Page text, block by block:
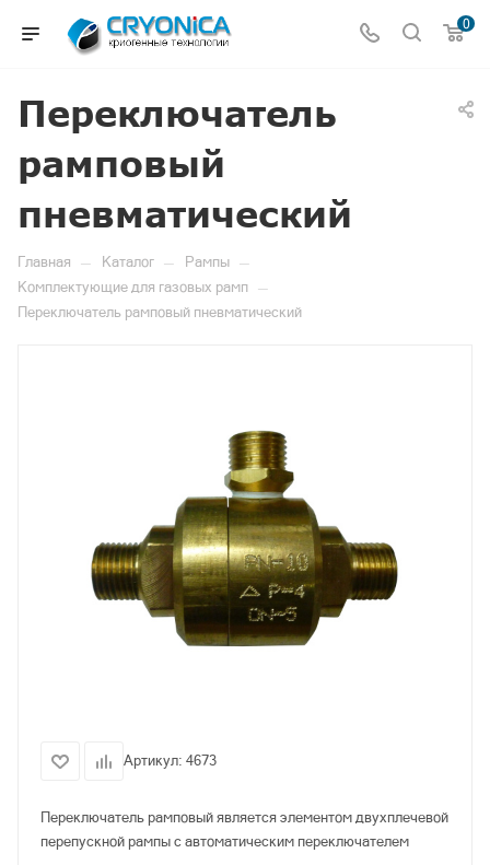
0
Переключатель
рамповый
пневматический
Главная — Каталог — Рампы —
Комплектующие для газовых рамп —
Переключатель рамповый пневматический
Артикул: 4673
Переключатель рамповый является элементом двухплечевой
перепускной рампы с автоматическим переключателем